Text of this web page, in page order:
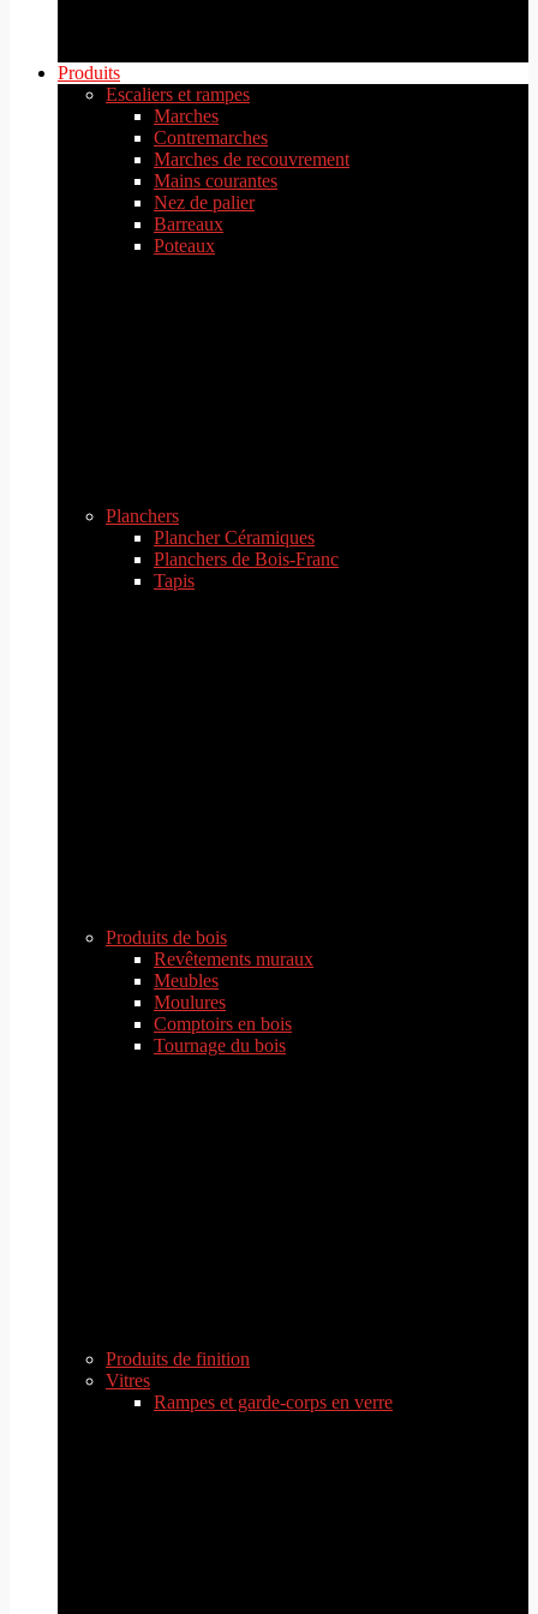
Produits
Escaliers et rampes
Marches
Contremarches
Marches de recouvrement
Mains courantes
Nez de palier
Barreaux
Poteaux
Planchers
Plancher Céramiques
Planchers de Bois-Franc
Tapis
Produits de bois
Revêtements muraux
Meubles
Moulures
Comptoirs en bois
Tournage du bois
Produits de finition
Vitres
Rampes et garde-corps en verre